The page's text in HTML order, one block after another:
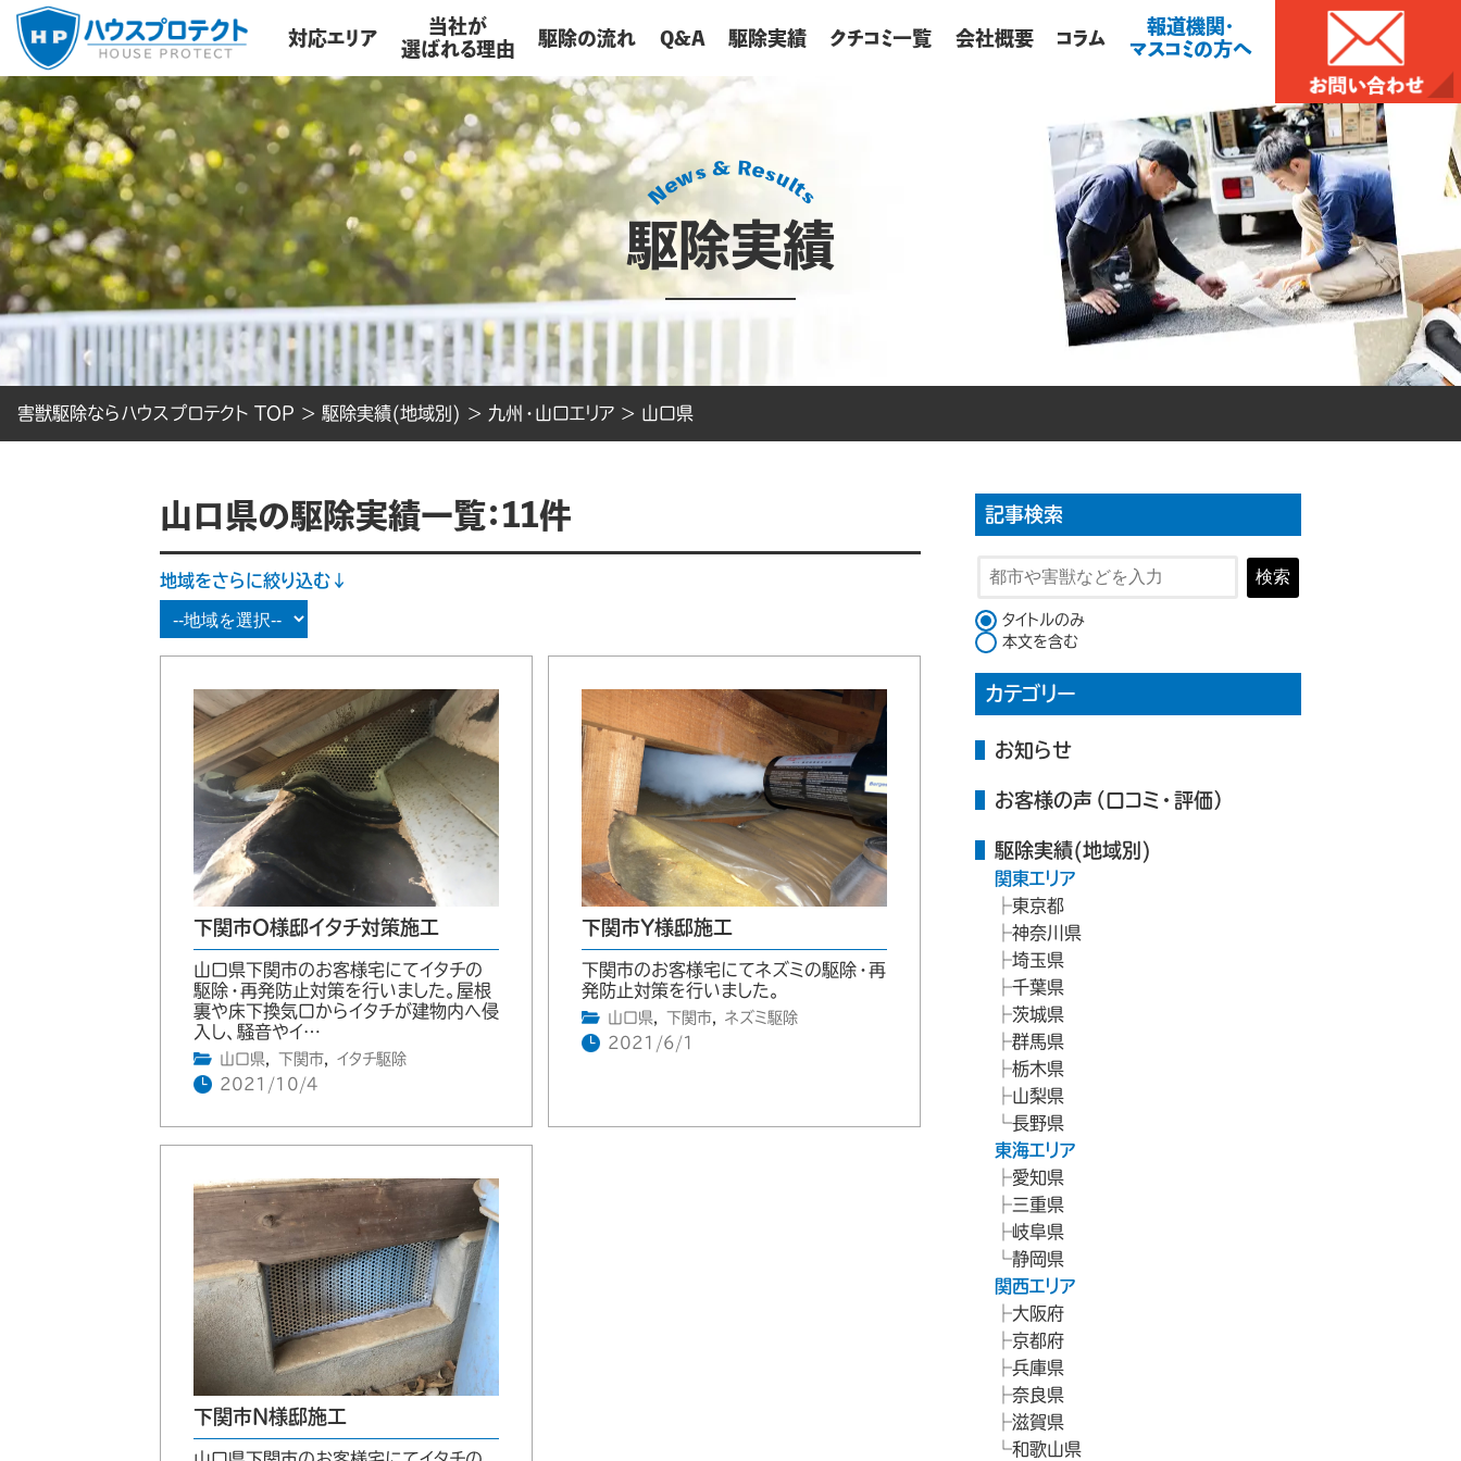
対応エリア
当社が
選ばれる理由
駆除の流れ Q&A 駆除実績 クチコミ一覧 会社概要 コラム
報道機関・
マスコミの方へ
駆除実績
害獣駆除ならハウスプロテクト TOP > 駆除実績(地域別) > 九州・山口エリア > 山口県
山口県の駆除実績一覧：11件
地域をさらに絞り込む↓
下関市O様邸イタチ対策施工
山口県下関市のお客様宅にてイタチの
駆除・再発防止対策を行いました。屋根
裏や床下換気口からイタチが建物内へ侵
入し、騒音やイ…
山口県, 下関市,
イタチ駆除
2021/10/4
下関市Y様邸施工
下関市のお客様宅にてネズミの駆除・再
発防止対策を行いました。
山口県, 下関市,
ネズミ駆除
2021/6/1
下関市N様邸施工
記事検索
検索
検索対象
タイトルのみ
本文を含む
カテゴリー
お知らせ
お客様の声（口コミ・評価）
駆除実績(地域別)
関東エリア
東京都
神奈川県
埼玉県
千葉県
茨城県
群馬県
栃木県
山梨県
長野県
東海エリア
愛知県
三重県
岐阜県
静岡県
関西エリア
大阪府
京都府
兵庫県
奈良県
滋賀県
和歌山県